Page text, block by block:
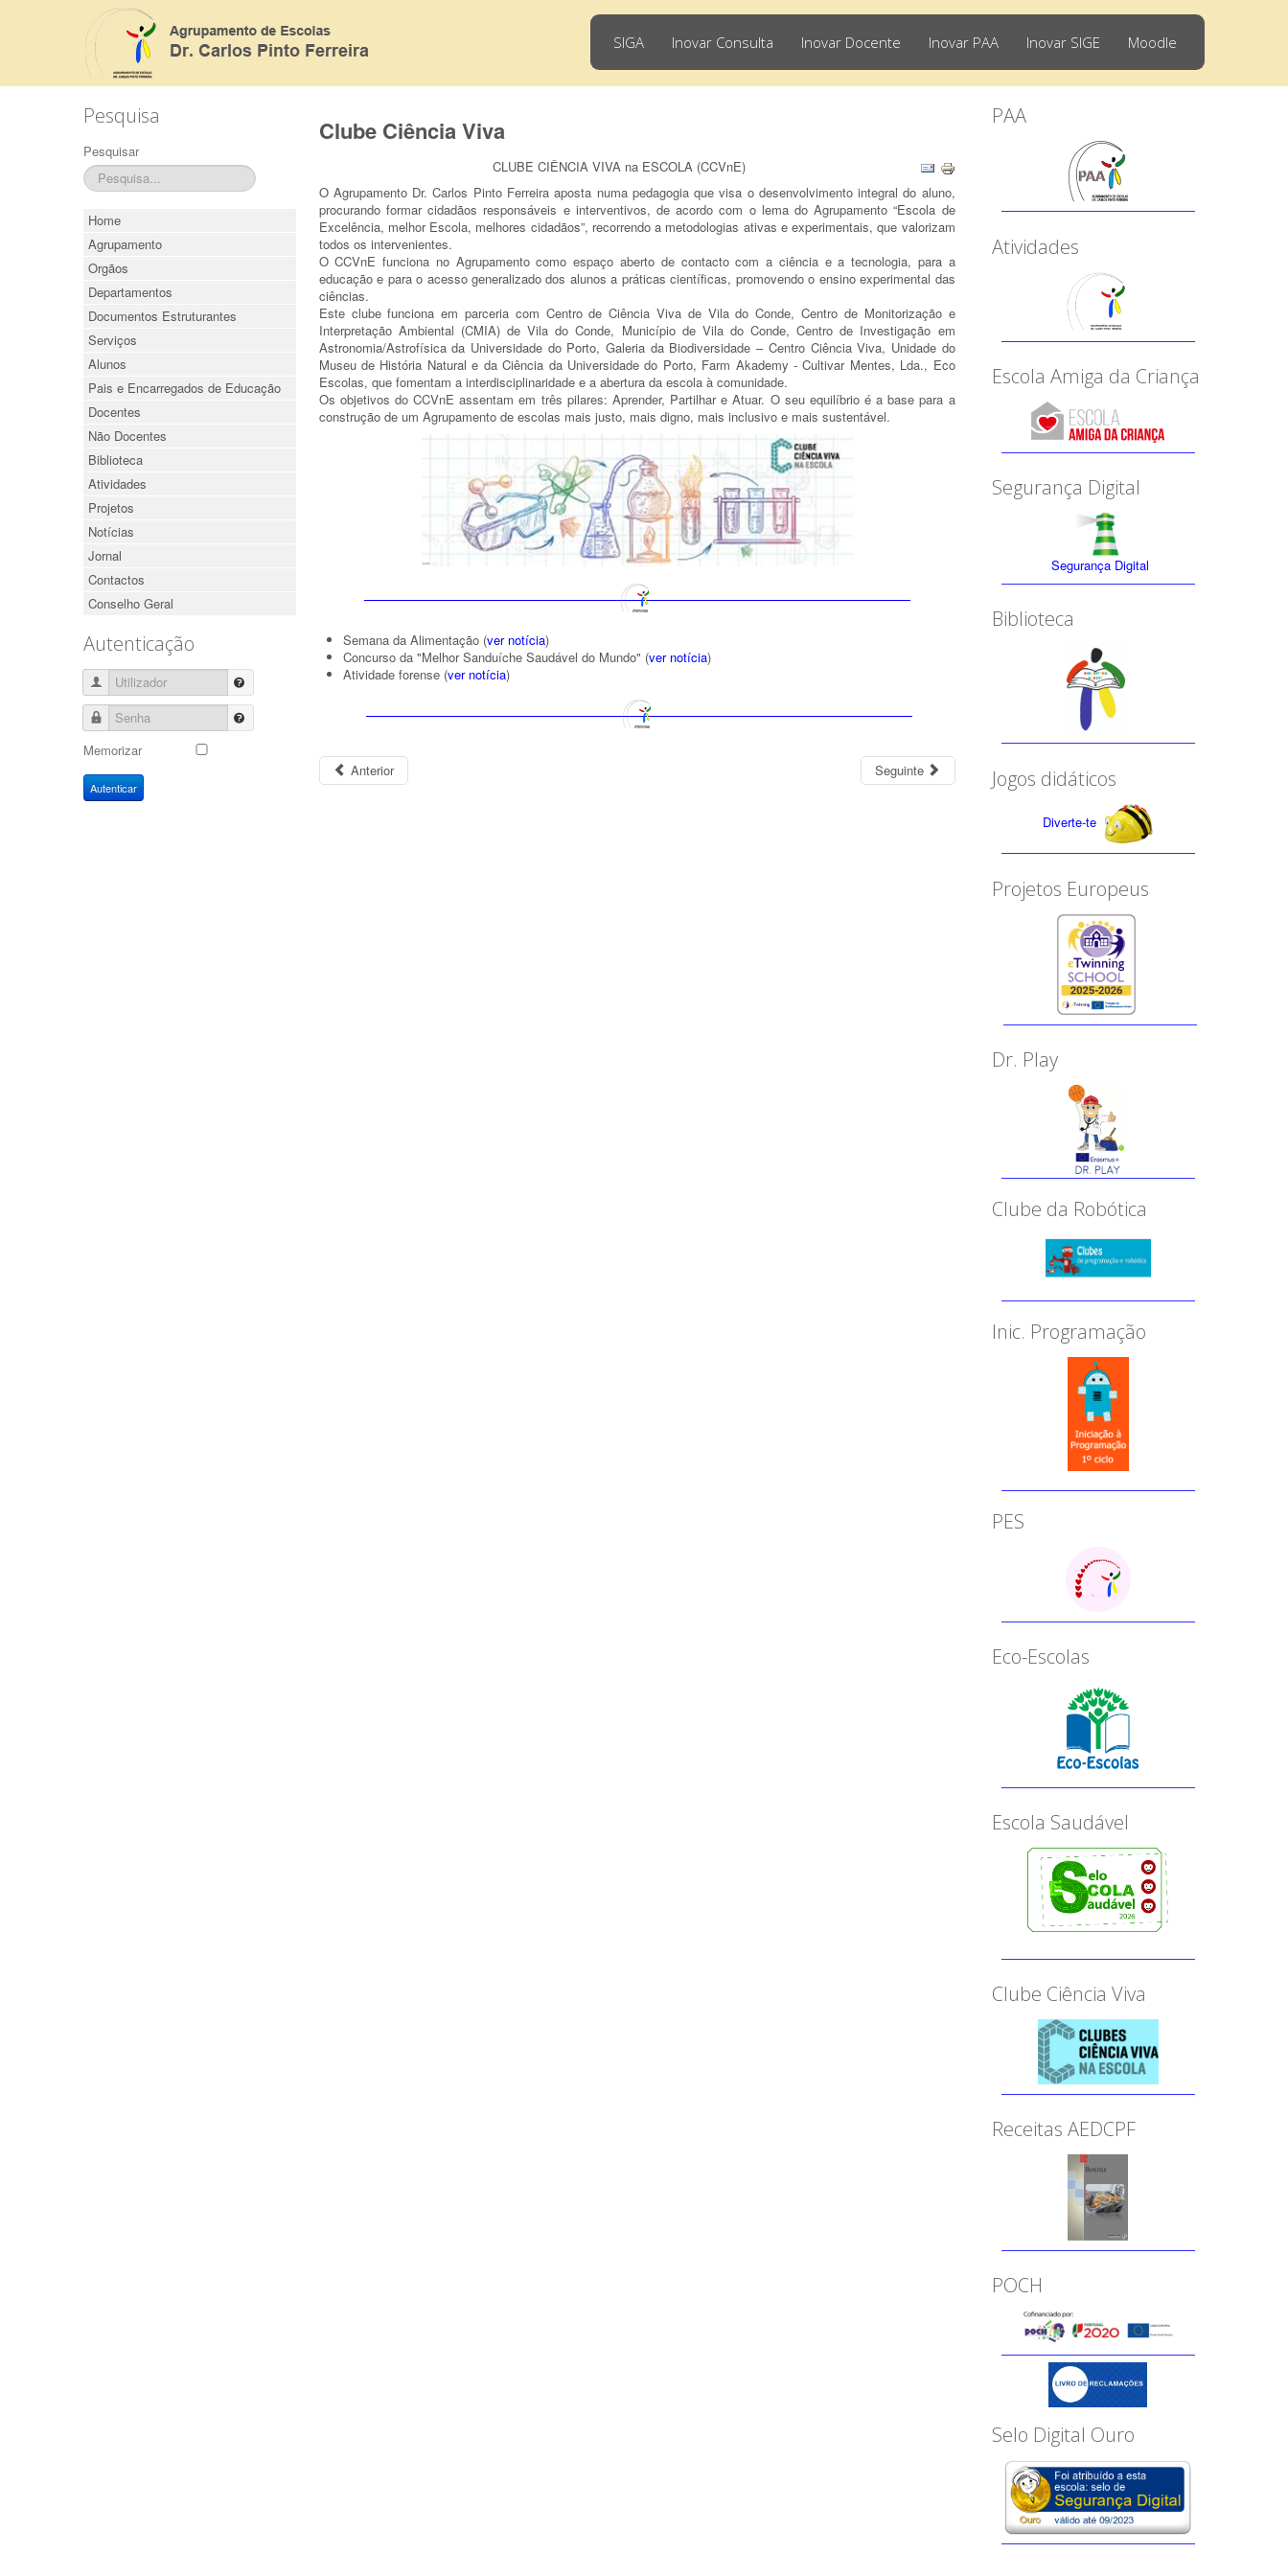
SIGA Inovar Consulta Inovar Docente Inovar PAA Inovar SIGE Moodle
Pesquisa
Pesquisar
Home
Agrupamento
Orgãos
Departamentos
Documentos Estruturantes
Serviços
Alunos
Pais e Encarregados de Educação
Docentes
Não Docentes
Biblioteca
Atividades
Projetos
Notícias
Jornal
Contactos
Conselho Geral
Autenticação
Utilizador
Senha
Memorizar
Autenticar
Clube Ciência Viva
CLUBE CIÊNCIA VIVA na ESCOLA (CCVnE)
O Agrupamento Dr. Carlos Pinto Ferreira aposta numa pedagogia que visa o desenvolvimento integral do aluno,
procurando formar cidadãos responsáveis e interventivos, de acordo com o lema do Agrupamento “Escola de
Excelência, melhor Escola, melhores cidadãos”, recorrendo a metodologias ativas e experimentais, que valorizam
todos os intervenientes.
O CCVnE funciona no Agrupamento como espaço aberto de contacto com a ciência e a tecnologia, para a
educação e para o acesso generalizado dos alunos a práticas científicas, promovendo o ensino experimental das
ciências.
Este clube funciona em parceria com Centro de Ciência Viva de Vila do Conde, Centro de Monitorização e
Interpretação Ambiental (CMIA) de Vila do Conde, Município de Vila do Conde, Centro de Investigação em
Astronomia/Astrofísica da Universidade do Porto, Galeria da Biodiversidade – Centro Ciência Viva, Unidade do
Museu de História Natural e da Ciência da Universidade do Porto, Farm Akademy - Cultivar Mentes, Lda., Eco
Escolas, que fomentam a interdisciplinaridade e a abertura da escola à comunidade.
Os objetivos do CCVnE assentam em três pilares: Aprender, Partilhar e Atuar. O seu equilíbrio é a base para a
construção de um Agrupamento de escolas mais justo, mais digno, mais inclusivo e mais sustentável.
Semana da Alimentação (ver notícia)
Concurso da "Melhor Sanduíche Saudável do Mundo" (ver notícia)
Atividade forense (ver notícia)
Anterior Seguinte
PAA
Atividades
Escola Amiga da Criança
Segurança Digital
Segurança Digital
Biblioteca
Jogos didáticos
Diverte-te
Projetos Europeus
Dr. Play
Clube da Robótica
Inic. Programação
PES
Eco-Escolas
Escola Saudável
Clube Ciência Viva
Receitas AEDCPF
POCH
Selo Digital Ouro